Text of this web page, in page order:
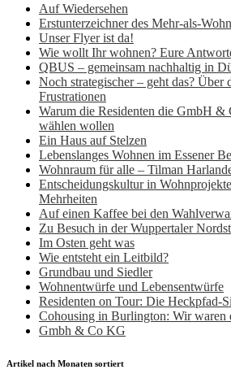
Auf Wiedersehen
Erstunterzeichner des Mehr-als-
Unser Flyer ist da!
Wie wollt Ihr wohnen? Eure
QBUS – gemeinsam nachhaltig in
Noch strategischer – geht das? Über
Frustrationen
Warum die Residenten die GmbH &
wählen wollen
Ein Haus auf Stelzen
Lebenslanges Wohnen im Essener
Wohnraum für alle – Tilman
Entscheidungskultur in
Mehrheiten
Auf einen Kaffee bei den
Zu Besuch in der Wuppertaler
Im Osten geht was
Wie entsteht ein Leitbild?
Grundbau und Siedler
Wohnentwürfe und Lebensentwürfe
Residenten on Tour: Die Heckpfad-
Cohousing in Burlington: Wir waren
Gmbh & Co KG
Artikel nach Monaten sortiert